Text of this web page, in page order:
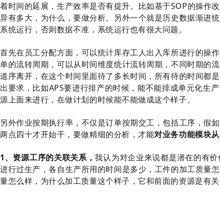
着时间的延展，生产效率是否有提升。比如基于SOP的操作
异有多大，为什么，要做分析。另外一个就是历史数据渐进
系统运行，否则数据不准，系统运行也有很大问题。
首先在员工分配方面，可以统计库存工人出入库所进行的操
单的流转周期，可以从时间维度统计流转周期，不同时期的
道序离开，在这个时间里面待了多长时间，所有待的时间都
出要求，比如APS要进行排产的时候，能不能排成单元化生
源上面来进行，在做计划的时候能不能做成这个样子。
另外作业按期执行率，不仅是订单按期交工，包括工序，假
两点四十才开始干，要做精细的分析，才能对业务功能模块
1、 资源工序的关联关系，我认为对企业来说都是潜在的有
进行过生产，各自生产所用的时间是多少，工件的加工质量
量怎么样，为什么加工质量这个样子，它和前面的资源是有